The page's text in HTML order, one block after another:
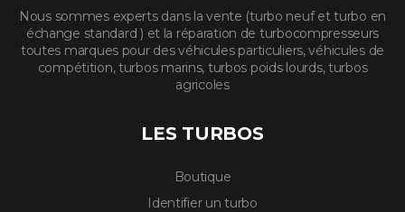
Nous sommes experts dans la vente (turbo neuf et turbo en
échange standard ) et la réparation de turbocompresseurs
toutes marques pour des véhicules particuliers, véhicules de
compétition, turbos marins, turbos poids lourds, turbos
agricoles
LES TURBOS
Boutique
Identifier un turbo